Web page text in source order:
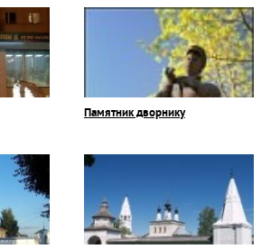
Памятник дворнику